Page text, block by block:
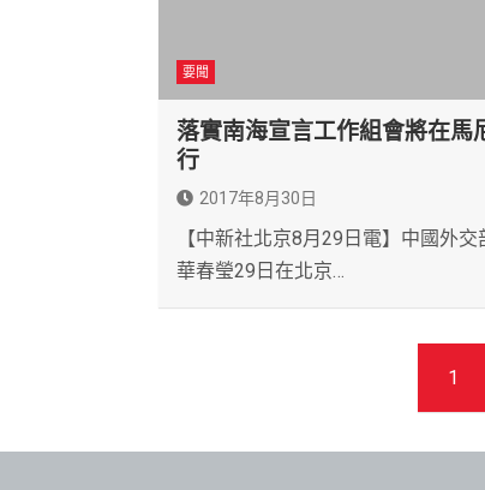
要聞
落實南海宣言工作組會將在馬
行
2017年8月30日
【中新社北京8月29日電】中國外交
華春瑩29日在北京…
導
1